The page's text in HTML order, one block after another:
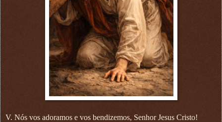
V. Nós vos adoramos e vos bendizemos, Senhor Jesus Cristo!